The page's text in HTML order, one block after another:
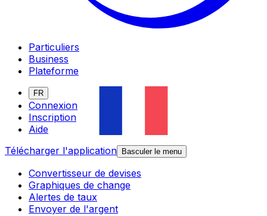
Particuliers
Business
Plateforme
FR
Connexion
Inscription
Aide
Télécharger l'application
Basculer le menu
Convertisseur de devises
Graphiques de change
Alertes de taux
Envoyer de l'argent